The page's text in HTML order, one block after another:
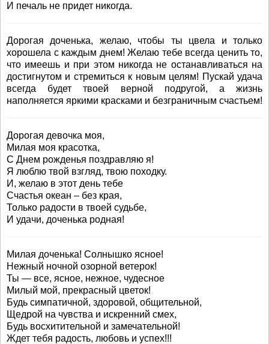
И печаль не придет никогда.
Дорогая доченька, желаю, чтобы ты цвела и только
хорошела с каждым днем! Желаю тебе всегда ценить то,
что имеешь и при этом никогда не останавливаться на
достигнутом и стремиться к новым целям! Пускай удача
всегда будет твоей верной подругой, а жизнь
наполняется яркими красками и безграничным счастьем!
Дорогая девочка моя,
Милая моя красотка,
С Днем рожденья поздравляю я!
Я люблю твой взгляд, твою походку.
И, желаю в этот день тебе
Счастья океан – без края,
Только радости в твоей судьбе,
И удачи, доченька родная!
Милая доченька! Солнышко ясное!
Нежный ночной озорной ветерок!
Ты — все, ясное, нежное, чудесное
Милый мой, прекрасный цветок!
Будь симпатичной, здоровой, общительной,
Щедрой на чувства и искренний смех,
Будь восхитительной и замечательной!
Ждет тебя радость, любовь и успех!!!